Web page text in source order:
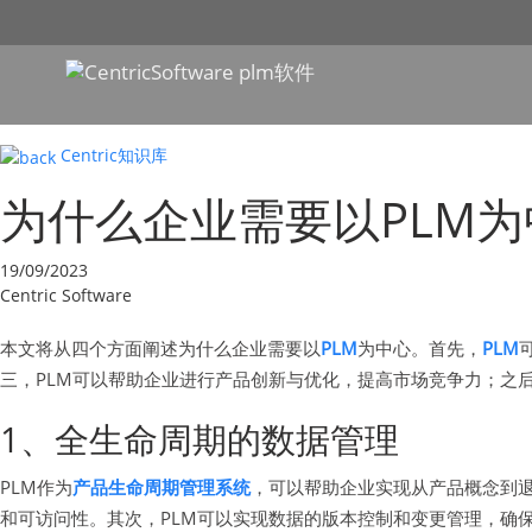
Centric知识库
为什么企业需要以PLM
19/09/2023
Centric Software
本文将从四个方面阐述为什么企业需要以PLM为中心。首先， PLM
三，PLM可以帮助企业进行产品创新与优化，提高市场竞争力；
1、全生命周期的数据管理
PLM作为产品生命周期管理系统，可以帮助企业实现从产品概念到
和可访问性。其次，PLM可以实现数据的版本控制和变更管理，